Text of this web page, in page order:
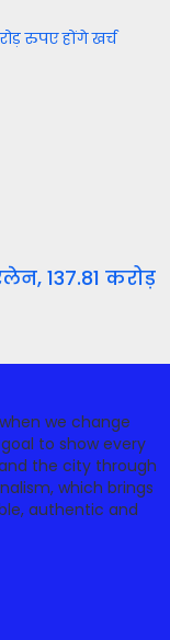
रुपए होंगे खर्च
137.81 करोड़
we change
to show every
the city through
which brings
authentic and